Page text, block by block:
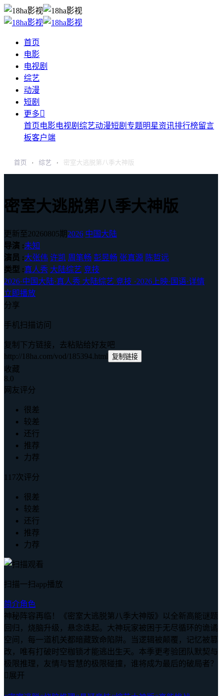
首页
电影
电视剧
综艺
动漫
短剧
更多
首页电影电视剧 综艺动漫短剧 专题明星资讯排行榜留言
板客户端
首页 › 综艺 › 密室大逃脱第八季大神版
密室大逃脱第八季大神版
更新至20260805期2026 中国大陆
导演 :未知
演员 :大张伟 许凯 周笔畅 彭昱畅 张真源 陈哲远
类型 :真人秀 大陆综艺 竞技
2026·中国大陆·真人秀 大陆综艺 竞技 ·2026上映· 国语·详情
立即播放
分享
手机扫描访问
复制下方链接，去粘贴给好友吧
http://18ha.com/vod/185394.html 复制链接
收藏
8.0
网友评分
很差
较差
还行
推荐
力荐
117次评分
很差
较差
还行
推荐
力荐
扫描一扫app播放
简介角色
神秘阵容再临！《密室大逃脱第八季大神版》以全新高能谜题
回归，烧脑升级，悬念迭起。大神玩家被困于无尽循环的诡谲
空间，每一道机关都暗藏致命陷阱。当逻辑被颠覆，记忆被篡
改，唯有打破时空枷锁才能逃出生天。本季更考验团队默契与
极限推理，友情与智慧的极限碰撞，谁将成为最后的破局者？
 展开